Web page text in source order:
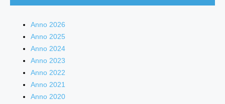
Anno 2026
Anno 2025
Anno 2024
Anno 2023
Anno 2022
Anno 2021
Anno 2020